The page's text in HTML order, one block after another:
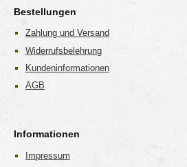
Bestellungen
Zahlung und Versand
Widerrufsbelehrung
Kundeninformationen
AGB
Informationen
Impressum